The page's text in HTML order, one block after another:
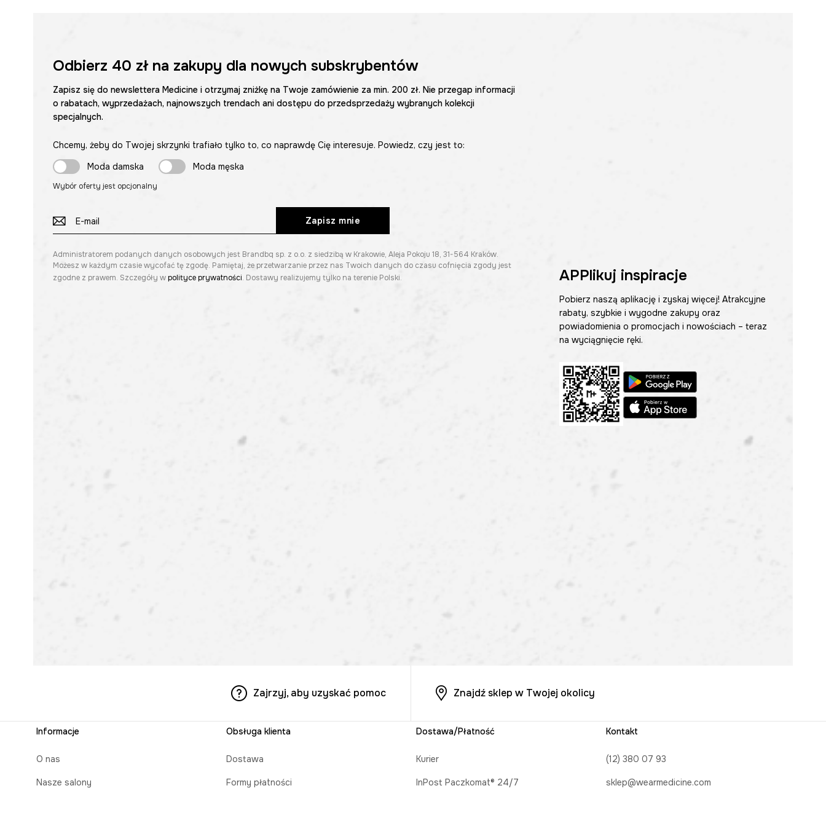
Odbierz 40 złna zakupy dla nowych subskrybentów
Zapisz się do newslettera Medicine i otrzymaj zniżkę na Twoje zamówienie za min. 200 zł. Nie przegap informacji
o rabatach, wyprzedażach, najnowszych trendach ani dostępu do przedsprzedaży wybranych kolekcji
specjalnych.
Chcemy, żeby do Twojej skrzynki trafiało tylko to, co naprawdę Cię interesuje. Powiedz, czy jest to:
Moda damska
Moda męska
Wybór oferty jest opcjonalny
Zapisz mnie
Administratorem podanych danych osobowych jest Brandbq sp. z o.o. z siedzibą w Krakowie, Aleja Pokoju 18, 31-564 Kraków.
Możesz w każdym czasie wycofać tę zgodę. Pamiętaj, że przetwarzanie przez nas Twoich danych do czasu cofnięcia zgody jest
zgodne z prawem. Szczegóły w polityce prywatności. Dostawy realizujemy tylko na terenie Polski. APPlikuj inspiracje
Pobierz naszą aplikację i zyskaj więcej! Atrakcyjne
rabaty, szybkie i wygodne zakupy oraz
powiadomienia o promocjach i nowościach – teraz
na wyciągnięcie ręki.
Zajrzyj, aby uzyskać pomoc Znajdź sklep w Twojej okolicy
Informacje
O nas
Nasze salony
Obsługa klienta
Dostawa
Formy płatności
Dostawa/Płatność
Kurier
InPost Paczkomat® 24/7
Kontakt
(12) 380 07 93
sklep@wearmedicine.com